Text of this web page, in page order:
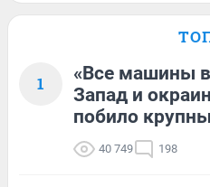
1
«Все машины
Запад и
побило
40 749 198